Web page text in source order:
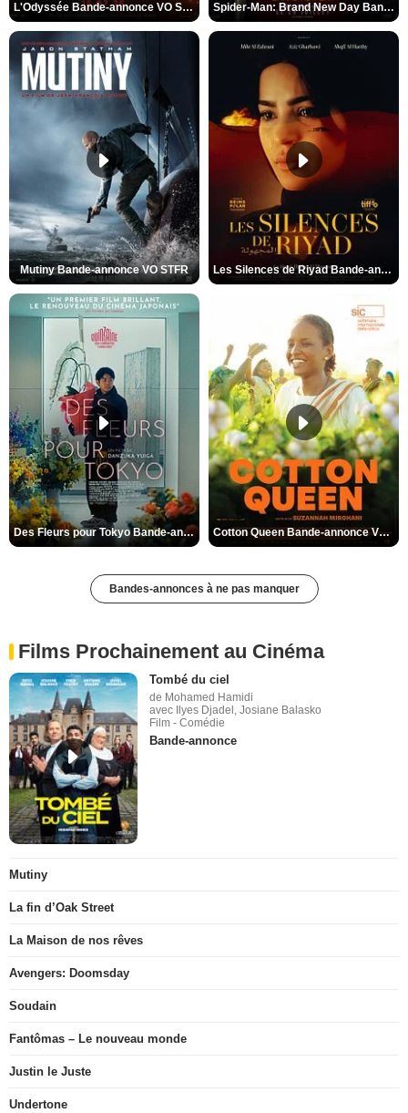
L'Odyssée Bande-annonce VO STFR Spider-Man: Brand New Day Bande-annonce VO STFR
Mutiny Bande-annonce VO STFR Les Silences de Riyad Bande-annonce VO STFR
Des Fleurs pour Tokyo Bande-annonce VO STFR Cotton Queen Bande-annonce VO STFR
Bandes-annonces à ne pas manquer
Films Prochainement au Cinéma
Tombé du ciel
de Mohamed Hamidi
avec Ilyes Djadel, Josiane Balasko
Film - Comédie
Bande-annonce
Mutiny
La fin d’Oak Street
La Maison de nos rêves
Avengers: Doomsday
Soudain
Fantômas – Le nouveau monde
Justin le Juste
Undertone